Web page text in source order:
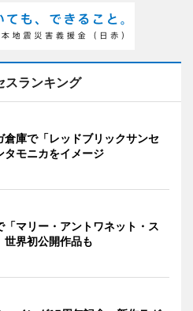
スランキング
倉庫で「レッドブリックサンセ
モニカをイメージ
「マリー・アントワネット・ス
界初公開作品も